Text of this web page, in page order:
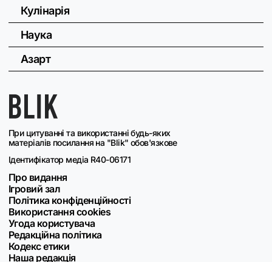
При цитуванні та використанні будь-яких
матеріалів посилання на "Blik" обов'язкове
Ідентифікатор медіа R40-06171
Про видання
Ігровий зал
Політика конфіденційності
Використання cookies
Угода користувача
Редакційна політика
Кодекс етики
Наша редакція
Кулінарія
Наука
Азарт